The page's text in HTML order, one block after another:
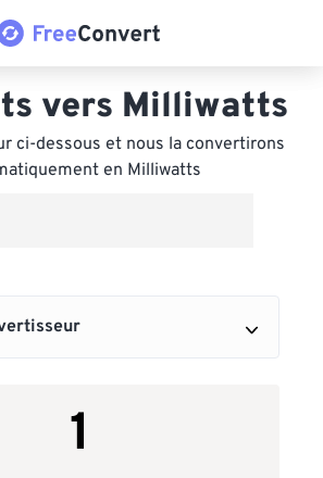
vers Milliwatts
ci-dessous et nous la convertirons
en Milliwatts